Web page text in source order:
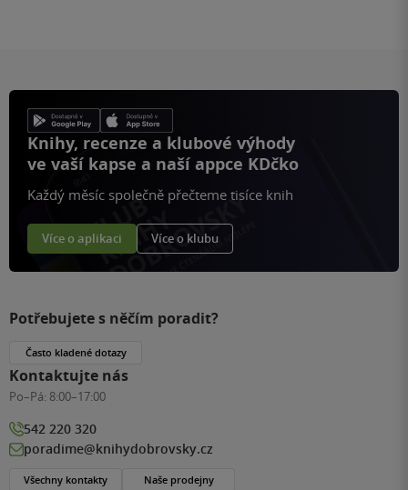
Knihy, recenze a klubové výhody
ve vaší kapse a naší appce KDčko
Každý měsíc společně přečteme tisíce knih
Více o aplikaci Více o klubu
Potřebujete s něčím poradit?
Často kladené dotazy
Kontaktujte nás
Po–Pá: 8:00–17:00
542 220 320
poradime@knihydobrovsky.cz
Všechny kontakty Naše prodejny